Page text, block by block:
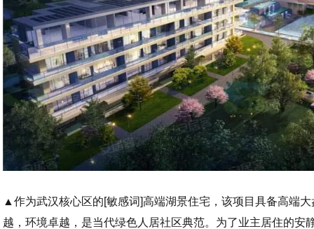
▲作为武汉核心区的[敏感词]高端湖景住宅，该项目具备高端
越，环境卓越，是当代绿色人居社区典范。为了业主居住的安